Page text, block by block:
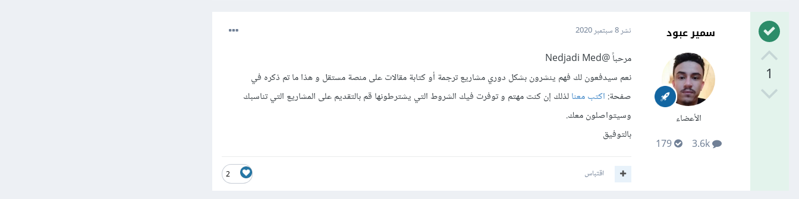
1
سمير عبود
الأعضاء
3.6k
179
نشر8 سبتمبر 2020
مرحباً@Nedjadi Med
نعم سيدفعون لك فهم ينشرون بشكل دوري مشاريع ترجمة أو كتابة مقالات على منصة مستقل و هذا ما تم ذكره في
صفحة: اكتب معنالذلك إن كنت مهتم و توفرت فيك الشروط التي يشترطونها قم بالتقديم على المشاريع التي تناسبك
وسيتواصلون معك.
بالتوفيق
2 اقتباس